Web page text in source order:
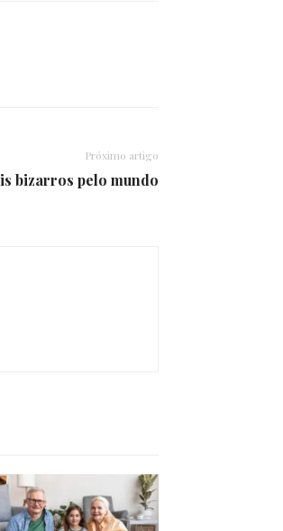
Próximo artigo
bizarros pelo mundo